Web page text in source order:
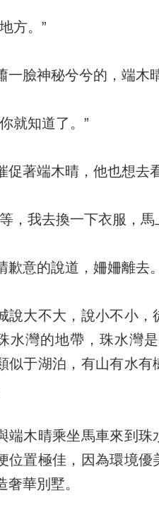
方。”
一臉神秘兮兮的，端木
就知道了。”
促著端木晴，他也想去
，我去換一下衣服，馬
歉意的說道，姍姍離去
說大不大，說小不小
水灣的地帶，珠水灣
似于湖泊，有山有水
端木晴乘坐馬車來到
位置極佳，因為環境
奢華別墅。